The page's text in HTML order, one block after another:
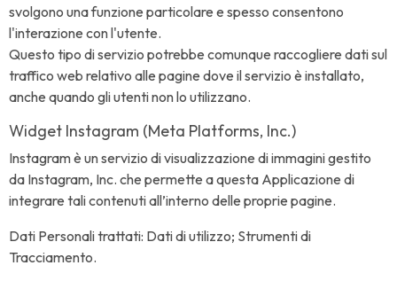
svolgono una funzione particolare e spesso consentono
l'interazione con l'utente.
Questo tipo di servizio potrebbe comunque raccogliere dati sul
traffico web relativo alle pagine dove il servizio è installato,
anche quando gli utenti non lo utilizzano.
Widget Instagram (Meta Platforms, Inc.)
Instagram è un servizio di visualizzazione di immagini gestito
da Instagram, Inc. che permette a questa Applicazione di
integrare tali contenuti all’interno delle proprie pagine.
Dati Personali trattati: Dati di utilizzo; Strumenti di
Tracciamento.